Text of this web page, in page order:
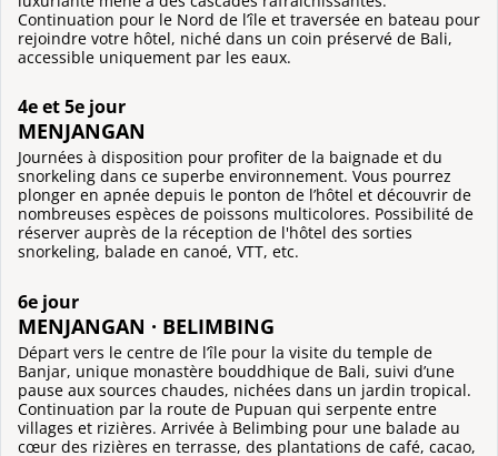
Continuation pour le Nord de l’île et traversée en bateau pour
rejoindre votre hôtel, niché dans un coin préservé de Bali,
accessible uniquement par les eaux.
4e et 5e jour
MENJANGAN
Journées à disposition pour profiter de la baignade et du
snorkeling dans ce superbe environnement. Vous pourrez
plonger en apnée depuis le ponton de l’hôtel et découvrir de
nombreuses espèces de poissons multicolores. Possibilité de
réserver auprès de la réception de l'hôtel des sorties
snorkeling, balade en canoé, VTT, etc.
6e jour
MENJANGAN · BELIMBING
Départ vers le centre de l’île pour la visite du temple de
Banjar, unique monastère bouddhique de Bali, suivi d’une
pause aux sources chaudes, nichées dans un jardin tropical.
Continuation par la route de Pupuan qui serpente entre
villages et rizières. Arrivée à Belimbing pour une balade au
cœur des rizières en terrasse, des plantations de café, cacao,